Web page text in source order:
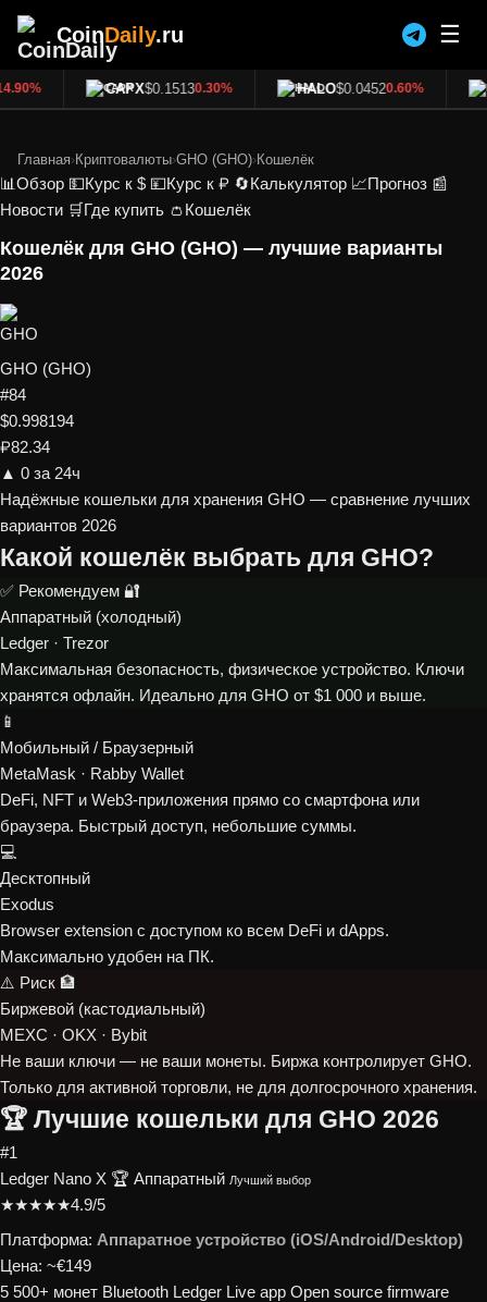
CoinDaily.ru ☰
CAPX$0.15130.30% HALO$0.04520.60%
Главная›Криптовалюты›GHO (GHO)›Кошелёк
📊Обзор 💵Курс к $ 💴Курс к ₽ 🔄Калькулятор 📈Прогноз 📰
Новости 🛒Где купить 👛Кошелёк
Кошелёк для GHO (GHO) — лучшие варианты
2026
GHO (GHO)
#84
$0.998194
₽82.34
▲ 0 за 24ч
Надёжные кошельки для хранения GHO — сравнение лучших
вариантов 2026
Какой кошелёк выбрать для GHO?
✅ Рекомендуем 🔐
Аппаратный (холодный)
Ledger · Trezor
Максимальная безопасность, физическое устройство. Ключи
хранятся офлайн. Идеально для GHO от $1 000 и выше.
📱
Мобильный / Браузерный
MetaMask · Rabby Wallet
DeFi, NFT и Web3-приложения прямо со смартфона или
браузера. Быстрый доступ, небольшие суммы.
💻
Десктопный
Exodus
Browser extension с доступом ко всем DeFi и dApps.
Максимально удобен на ПК.
⚠️ Риск 🏦
Биржевой (кастодиальный)
MEXC · OKX · Bybit
Не ваши ключи — не ваши монеты. Биржа контролирует GHO.
Только для активной торговли, не для долгосрочного хранения.
🏆 Лучшие кошельки для GHO 2026
#1
Ledger Nano X 🏆 Аппаратный Лучший выбор
★★★★★4.9/5
Платформа: Аппаратное устройство (iOS/Android/Desktop)
Цена: ~€149
5 500+ монет Bluetooth Ledger Live app Open source firmware